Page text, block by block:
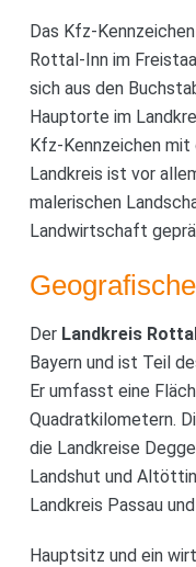
Das Kfz-Kennzeichen
Rottal-Inn im
sich aus den
Hauptorte im
Kfz-Kennzeichen mit
Landkreis ist vor
malerischen
Landwirtschaft
Der Landkreis
Bayern und ist Teil
Er umfasst eine
Quadratkilometern.
die Landkreise
Landshut und
Landkreis Passau
Hauptsitz und ein